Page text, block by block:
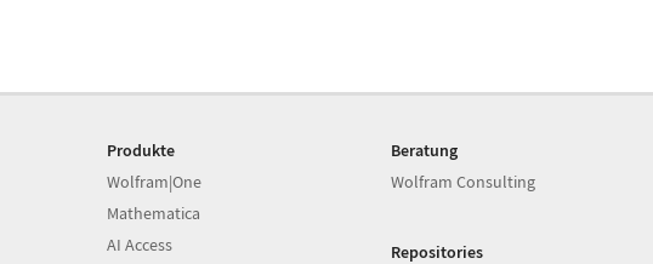
Produkte
Wolfram|One
Mathematica
AI Access
Beratung
Wolfram Consulting
Repositories